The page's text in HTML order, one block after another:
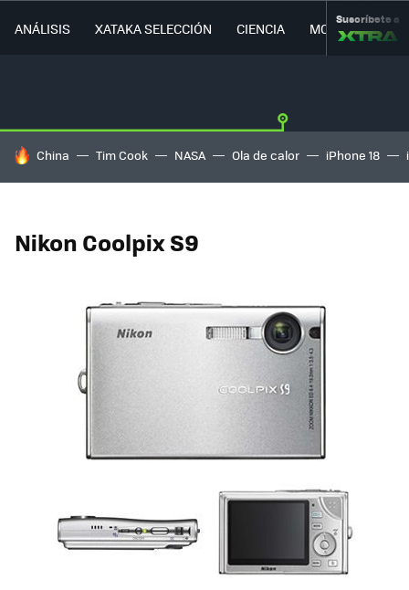
ANÁLISIS XATAKA SELECCIÓN CIENCIA MOVILIDAD
Suscríbete a
HOY SE HABLA DE
China Tim Cook NASA Ola de calor iPhone 18
Nikon Coolpix S9